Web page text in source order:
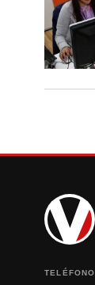
TELÉFONO